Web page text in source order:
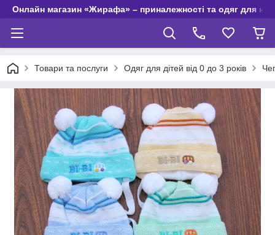
Онлайн магазин «Жирафа» – приналежності та одяг для
Товари та послуги Одяг для дітей від 0 до 3 років